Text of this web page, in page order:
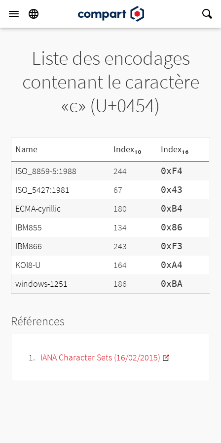
Liste des encodages
contenant le caractère
«є» (U+0454)
Name Index₁₀
Index₁₆
ISO_8859-5:1988
244 0xF4
ISO_5427:1981 67 0x43
ECMA-cyrillic 180 0xB4
IBM855 134 0x86
IBM866 243 0xF3
KOI8-U 164 0xA4
windows-1251 186 0xBA
Références
IANA Character Sets (16/02/2015)